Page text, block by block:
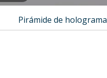
Pirámide de holograma